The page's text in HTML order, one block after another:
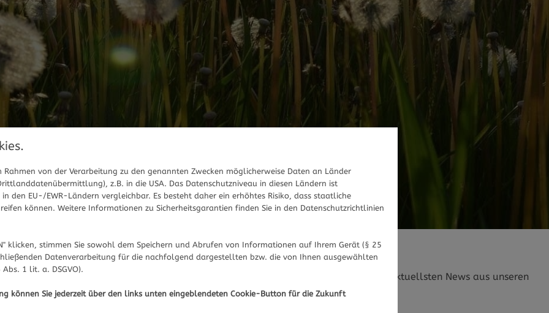
Hier informieren wir Sie über diverse gesundheitliche Themen und die aktuellsten News aus unseren
Apotheken.
von der Verarbeitung zu den genannten Zwecken möglicherweise Daten an Länder
z.B. in die USA. Das Datenschutzniveau in diesen Ländern ist
den EU-/EWR-Ländern vergleichbar. Es besteht daher ein erhöhtes Risiko, dass staatliche
können. Weitere Informationen zu Sicherheitsgarantien finden Sie in den Datenschutzrichtlinien
klicken, stimmen Sie sowohl dem Speichern und Abrufen von Informationen auf Ihrem Gerät (§ 25
Datenverarbeitung für die nachfolgend dargestellten bzw. die von Ihnen ausgewählten
1 lit. a. DSGVO).
können Sie jederzeit über den links unten eingeblendeten Cookie-Button für die Zukunft